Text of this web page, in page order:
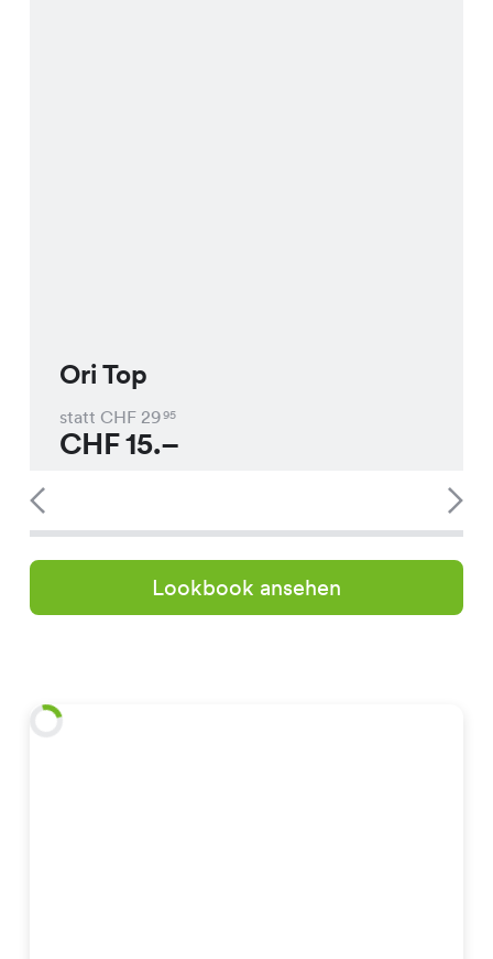
Ori Top
statt CHF 2995
CHF15.–
Lookbook ansehen